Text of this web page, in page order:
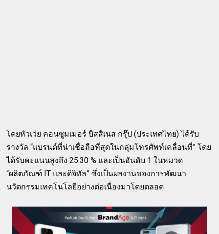
โดยหัวเว่ย คอนซูมเมอร์ บิสสิเนส กรุ๊ป (ประเทศไทย) ได้รับ
รางวัล “แบรนด์ที่น่าเชื่อถือที่สุดในกลุ่มโทรศัพท์เคลื่อนที่” โดย
ได้รับคะแนนสูงถึง 25.30 % และเป็นอันดับ 1 ในหมวด
“ผลิตภัณฑ์ IT และดิจิทัล” ซึ่งเป็นผลงานของการพัฒนา
นวัตกรรมเทคโนโลยีอย่างต่อเนื่องมาโดยตลอด